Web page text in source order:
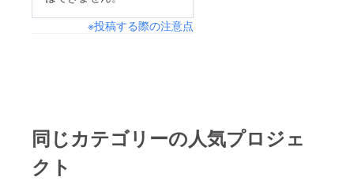
※投稿する際の注意点
同じカテゴリーの人気プロジェ
クト